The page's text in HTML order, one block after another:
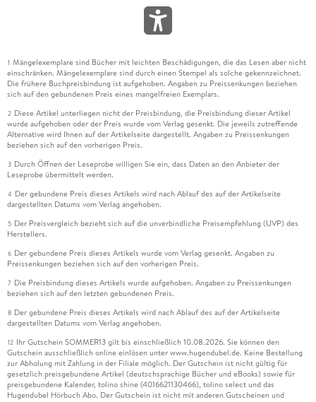
1 Mängelexemplare sind Bücher mit leichten Beschädigungen, die das Lesen aber nicht
einschränken. Mängelexemplare sind durch einen Stempel als solche gekennzeichnet.
Die frühere Buchpreisbindung ist aufgehoben. Angaben zu Preissenkungen beziehen
sich auf den gebundenen Preis eines mangelfreien Exemplars.
2 Diese Artikel unterliegen nicht der Preisbindung, die Preisbindung dieser Artikel
wurde aufgehoben oder der Preis wurde vom Verlag gesenkt. Die jeweils zutreffende
Alternative wird Ihnen auf der Artikelseite dargestellt. Angaben zu Preissenkungen
beziehen sich auf den vorherigen Preis.
3 Durch Öffnen der Leseprobe willigen Sie ein, dass Daten an den Anbieter der
Leseprobe übermittelt werden.
4 Der gebundene Preis dieses Artikels wird nach Ablauf des auf der Artikelseite
dargestellten Datums vom Verlag angehoben.
5 Der Preisvergleich bezieht sich auf die unverbindliche Preisempfehlung (UVP) des
Herstellers.
6 Der gebundene Preis dieses Artikels wurde vom Verlag gesenkt. Angaben zu
Preissenkungen beziehen sich auf den vorherigen Preis.
7 Die Preisbindung dieses Artikels wurde aufgehoben. Angaben zu Preissenkungen
beziehen sich auf den letzten gebundenen Preis.
8 Der gebundene Preis dieses Artikels wird nach Ablauf des auf der Artikelseite
dargestellten Datums vom Verlag angehoben.
12 Ihr Gutschein SOMMER13 gilt bis einschließlich 10.08.2026. Sie können den
Gutschein ausschließlich online einlösen unter www.hugendubel.de. Keine Bestellung
zur Abholung mit Zahlung in der Filiale möglich. Der Gutschein ist nicht gültig für
gesetzlich preisgebundene Artikel (deutschsprachige Bücher und eBooks) sowie für
preisgebundene Kalender, tolino shine (4016621130466), tolino select und das
Hugendubel Hörbuch Abo. Der Gutschein ist nicht mit anderen Gutscheinen und